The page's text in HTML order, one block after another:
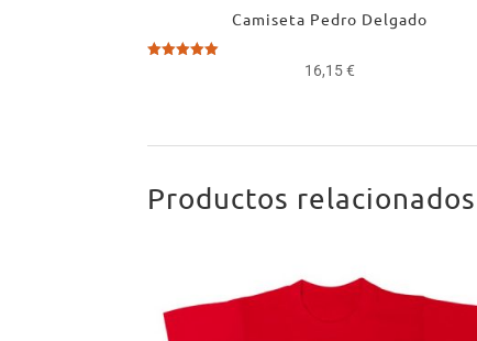
Camiseta Pedro Delgado
16,15€
Productos relacionados